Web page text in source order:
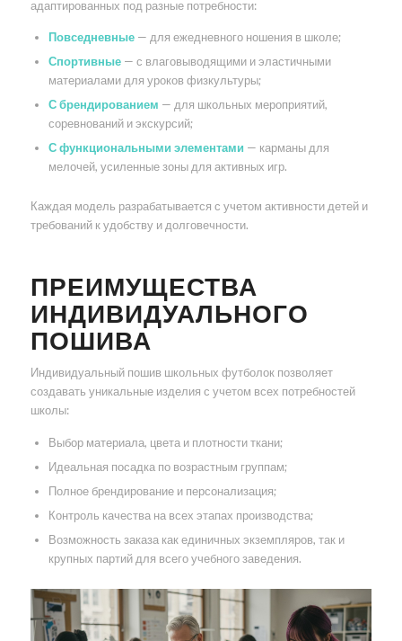
адаптированных под разные потребности:
Повседневные— для ежедневного ношения в школе;
Спортивные— с влаговыводящими и эластичными
материалами для уроков физкультуры;
С брендированием — для школьных мероприятий,
соревнований и экскурсий;
С функциональными элементами — карманы для
мелочей, усиленные зоны для активных игр.
Каждая модель разрабатывается с учетом активности детей и
требований к удобству и долговечности.
ПРЕИМУЩЕСТВА
ИНДИВИДУАЛЬНОГО
ПОШИВА
Индивидуальный пошив школьных футболок позволяет
создавать уникальные изделия с учетом всех потребностей
школы:
Выбор материала, цвета и плотности ткани;
Идеальная посадка по возрастным группам;
Полное брендирование и персонализация;
Контроль качества на всех этапах производства;
Возможность заказа как единичных экземпляров, так и
крупных партий для всего учебного заведения.